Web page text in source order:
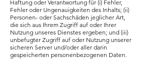
Haftung oder Verantwortung für (i) Fehler,
Fehler oder Ungenauigkeiten des Inhalts; (ii)
Personen- oder Sachschäden jeglicher Art,
die sich aus Ihrem Zugriff auf oder Ihrer
Nutzung unseres Dienstes ergeben; und (iii)
unbefugter Zugriff auf oder Nutzung unserer
sicheren Server und/oder aller darin
gespeicherten personenbezogenen Daten.